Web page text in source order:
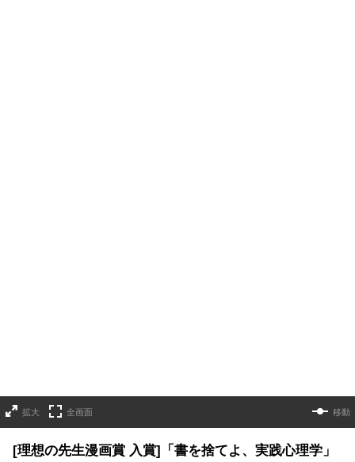
拡大 全画面 移動
[理想の先生漫画賞 入賞]「書を捨てよ、実践心理学」